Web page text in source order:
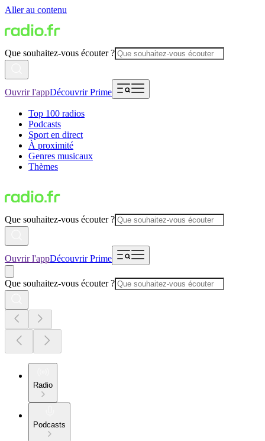
Aller au contenu
Que souhaitez-vous écouter ?
Ouvrir l'appDécouvrir Prime
Top 100 radios
Podcasts
Sport en direct
À proximité
Genres musicaux
Thèmes
Que souhaitez-vous écouter ?
Ouvrir l'appDécouvrir Prime
Que souhaitez-vous écouter ?
Radio
Podcasts